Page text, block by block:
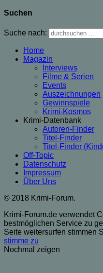
Suchen
Suche nach:
Home
Magazin
Interviews
Filme & Serien
Events
Auszeichnungen
Gewinnspiele
Krimi-Kosmos
Krimi-Datenbank
Autoren-Finder
Titel-Finder
Titel-Finder
Off-Topic
Datenschutz
Impressum
Über Uns
© 2018 Krimi-Forum.
Krimi-Forum.de verwendet
bestmöglichen Service zu
Seite weitersurfen stimmen
stimme zu
Nochmal zeigen